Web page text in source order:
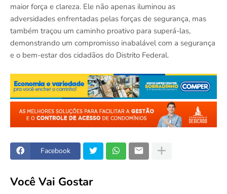
maior força e clareza. Ele não apenas iluminou as
adversidades enfrentadas pelas forças de segurança, mas
também traçou um caminho proativo para superá-las,
demonstrando um compromisso inabalável com a segurança
e o bem-estar dos cidadãos do Distrito Federal.
Facebook
Você Vai Gostar